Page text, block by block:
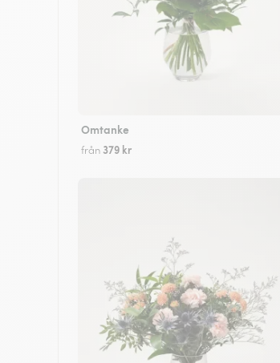
Omtanke
från 379 kr